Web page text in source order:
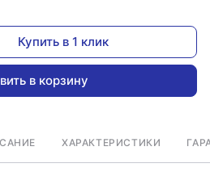
Купить в 1 клик
в корзину
ХАРАКТЕРИСТИКИ